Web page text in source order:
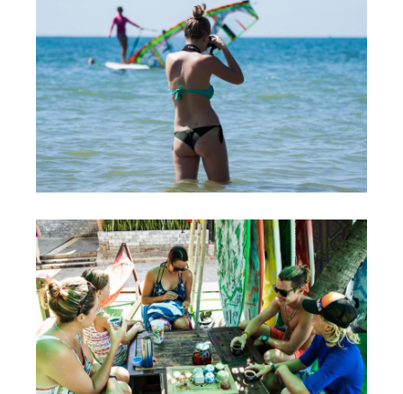
Новости
Медиа
Фото
Видео
Места катания
Наши станции
Ветратория.Дахаб
Ветратория Россия
Ветратория.Вьетнам
Цены
Обучение Виндсерфингу
Прокат виндсерфинга и винг фойла